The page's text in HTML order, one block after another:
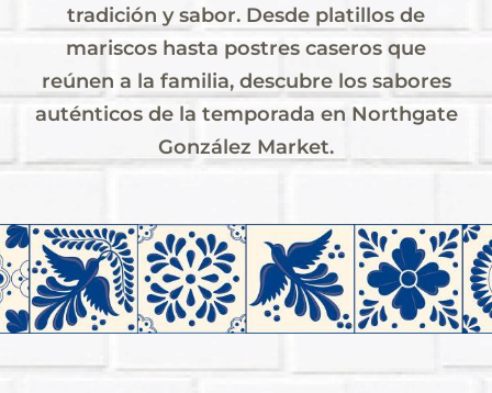
Desde
camarones
del
Mar
de
Cortés
mariscos
en
Northgate
González
Market
encontrarás
ingredientes
tradición y sabor. Desde platillos de
mariscos hasta postres caseros que
reúnen a la familia, descubre los sabores
auténticos de la temporada en Northgate
González Market.